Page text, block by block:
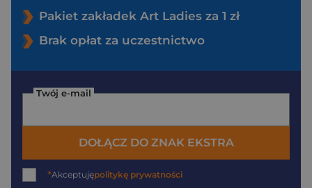
Pakiet zakładek Art Ladies za 1 zł
Brak opłat za uczestnictwo
Twój e-mail
DOŁĄCZ DO ZNAK EKSTRA
*Akceptujępolitykę prywatności